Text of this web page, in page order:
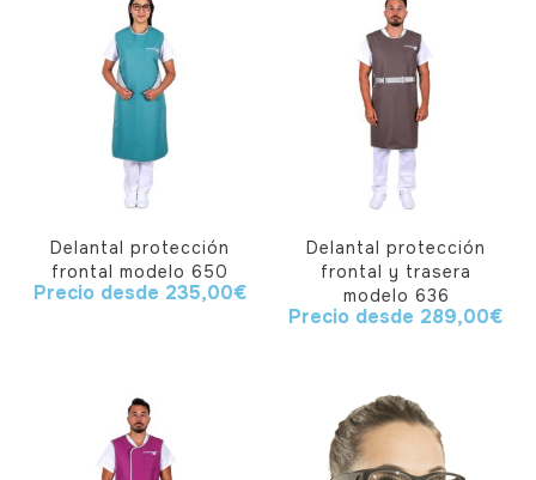
Delantal protección
frontal modelo 650
Precio desde 235,00€
Delantal protección
frontal y trasera
modelo 636
Precio desde 289,00€